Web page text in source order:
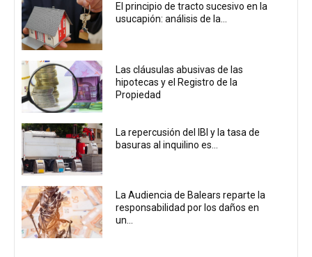
El principio de tracto sucesivo en la
usucapión: análisis de la...
Las cláusulas abusivas de las
hipotecas y el Registro de la
Propiedad
La repercusión del IBI y la tasa de
basuras al inquilino es...
La Audiencia de Balears reparte la
responsabilidad por los daños en
un...